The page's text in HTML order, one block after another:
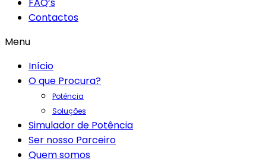
Contactos
Menu
Início
O que Procura?
Potência
Soluções
Simulador de Potência
Ser nosso Parceiro
Quem somos